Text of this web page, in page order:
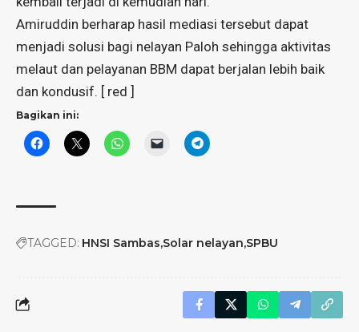
Amiruddin berharap hasil mediasi tersebut dapat
menjadi solusi bagi nelayan Paloh sehingga aktivitas
melaut dan pelayanan BBM dapat berjalan lebih baik
dan kondusif. [ red ]
Bagikan ini:
TAGGED: HNSI Sambas Solar nelayan SPBU